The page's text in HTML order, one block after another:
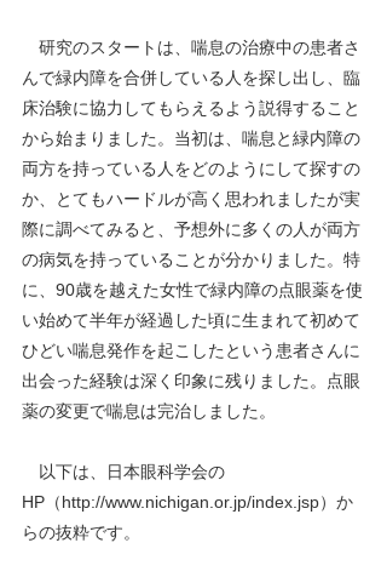
研究のスタートは、喘息の治療中の患者さ
んで緑内障を合併している人を探し出し、臨
床治験に協力してもらえるよう説得すること
から始まりました。当初は、喘息と緑内障の
両方を持っている人をどのようにして探すの
か、とてもハードルが高く思われましたが実
際に調べてみると、予想外に多くの人が両方
の病気を持っていることが分かりました。特
に、90歳を越えた女性で緑内障の点眼薬を使
い始めて半年が経過した頃に生まれて初めて
ひどい喘息発作を起こしたという患者さんに
出会った経験は深く印象に残りました。点眼
薬の変更で喘息は完治しました。
以下は、日本眼科学会の
HP（http://www.nichigan.or.jp/index.jsp）か
らの抜粋です。